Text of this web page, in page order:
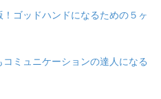
ゴッドハンドになるための５ヶ
ミュニケーションの達人になる